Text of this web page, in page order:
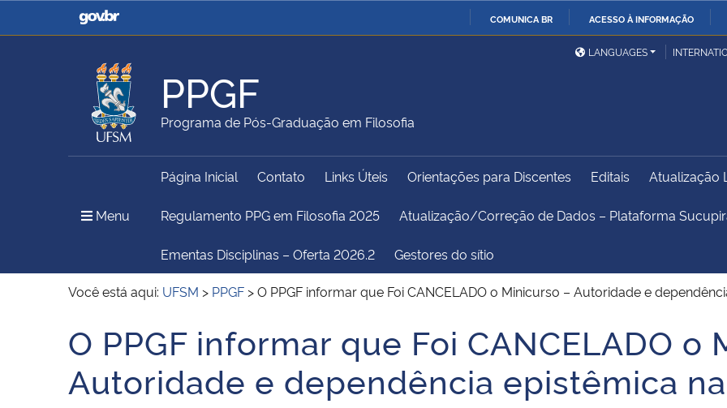
COMUNICA BR ACESSO À INFORMAÇÃO
Casa Civil
Ministério da Justiça e
Ministério da Defesa
Ministério das Relações
Exteriores
Ministério da Agricultura,
Pecuária e Abastecimento
Ministério da Educação
Ministério do Meio Ambiente
Desenvolvimento Regional
União
Secretaria de Governo
Gabinete de Segurança
Institucional
Advocacia-Geral da União Banco Central do Brasil
LANGUAGES
PPGF
Programa de Pós-Graduação em Filosofia
Menu Menu Principal do Sítio
Página Inicial Contato Links Úteis Orientações para Discentes Editais Atualização
Regulamento PPG em Filosofia 2025 Atualização/Correção de Dados – Plataforma
Ementas Disciplinas – Oferta 2026.2 Gestores do sítio
Você está aqui: UFSM > PPGF >O PPGF informar que Foi CANCELADO o Minicurso – Autoridade e
Início do conteúdo
O PPGF informar que Foi CANCELADO o
Autoridade e dependência epistêmica